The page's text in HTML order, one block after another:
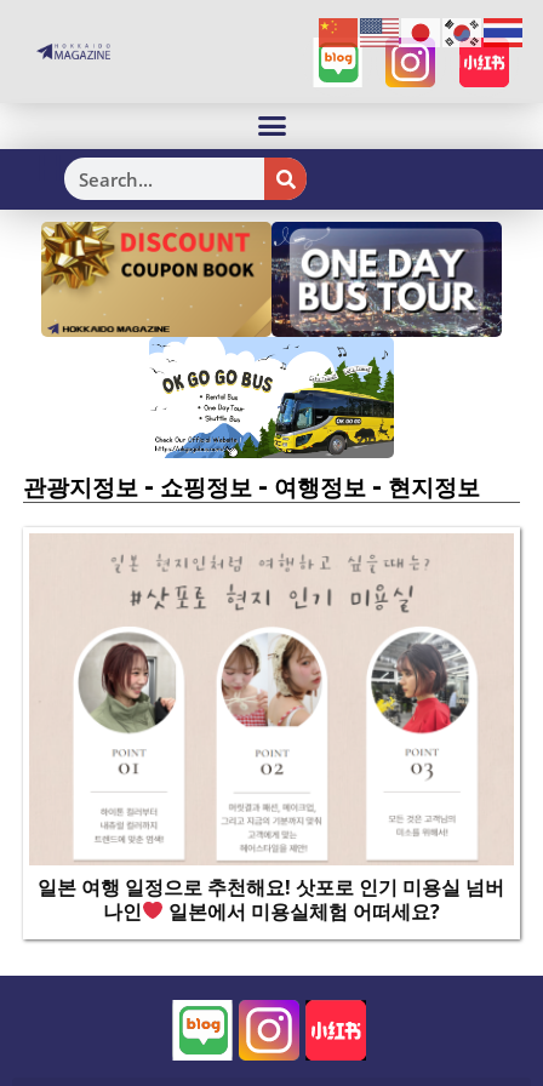
H
관광지정보- 쇼핑정보- 여행정보- 현지정보
일본 여행 일정으로 추천해요! 삿포로 인기 미용실 넘버
나인
일본에서 미용실체험 어떠세요?